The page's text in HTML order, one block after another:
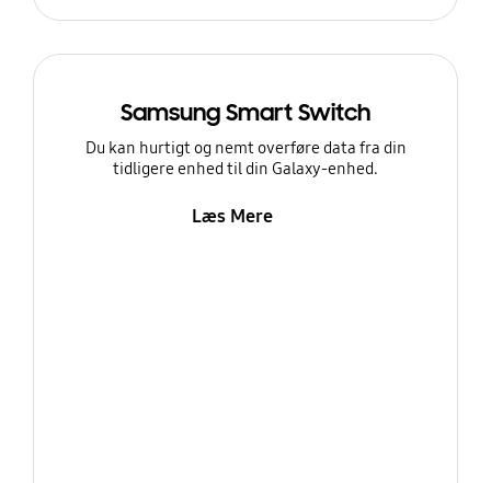
Samsung Smart Switch
Du kan hurtigt og nemt overføre data fra din
tidligere enhed til din Galaxy-enhed.
Læs Mere